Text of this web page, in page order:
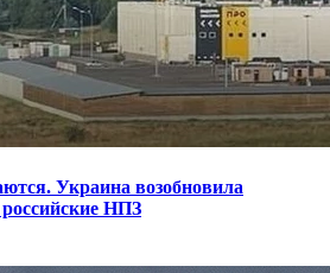
Украина возобновила
НПЗ